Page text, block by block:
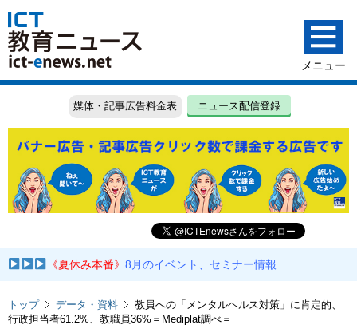
媒体・記事広告料金表 ニュース配信登録
《夏休み本番》8月のイベント、セミナー情報
トップ データ・資料
教員への「メンタルヘルス対策」に肯定的、
行政担当者61.2%、教職員36%＝Mediplat調べ＝